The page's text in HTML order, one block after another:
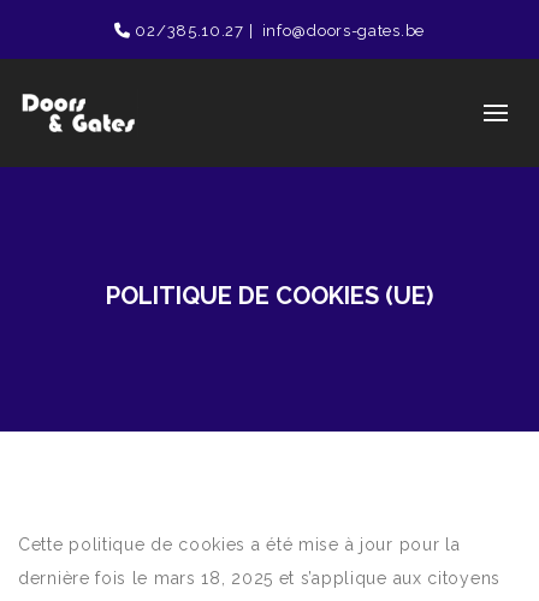
02/385.10.27 info@doors-gates.be
POLITIQUE DE COOKIES (UE)
Cette politique de cookies a été mise à jour pour la
dernière fois le mars 18, 2025 et s’applique aux citoyens